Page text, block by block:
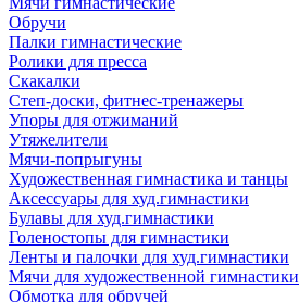
Обручи
Палки гимнастические
Ролики для пресса
Скакалки
Степ-доски, фитнес-тренажеры
Упоры для отжиманий
Утяжелители
Мячи-попрыгуны
Художественная гимнастика и танцы
Аксессуары для худ.гимнастики
Булавы для худ.гимнастики
Голеностопы для гимнастики
Ленты и палочки для худ.гимнастики
Мячи для художественной гимнастики
Обмотка для обручей